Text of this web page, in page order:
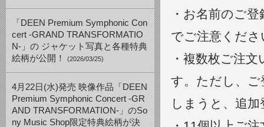
「DEEN Premium Symphonic Con
cert -GRAND TRANSFORMATIO
N-」の ジャケット写真と各種特典
絵柄が公開！
(2026/03/25)
4月22日(水)発売 映像作品「DEEN
Premium Symphonic Concert -GR
AND TRANSFORMATION-」のSo
ny Music Shop限定特典絵柄が決
・お名前のご
でご注意くださ
・複数枚ご注
す。ただし、
しまうと、追